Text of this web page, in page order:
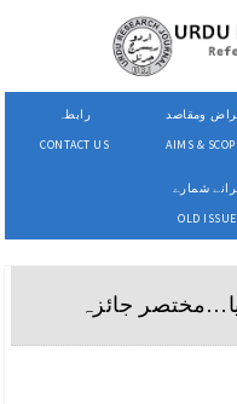
رابطہ
CONTACT US
ومقاصد
AIMS &
شمارے
OLD ISSUE
جائزہ